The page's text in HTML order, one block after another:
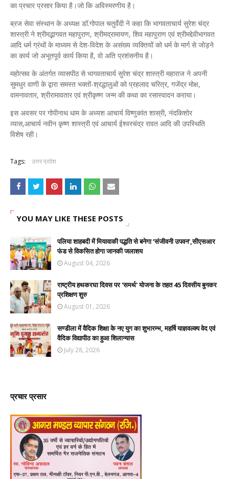
का प्रचार प्रसार किया है।जो कि अविस्मरणीय है।
ब्रज सेवा संस्थान के अध्यक्ष डॉ.गोपाल चतुर्वेदी ने कहा कि भागवताचार्य सुरेश चंद्र
शास्त्री ने श्रीमद्भागवत महापुराण, श्रीमद्रामायण, शिव महापुराण एवं श्रीमद्देवीभागवत
आदि धर्म ग्रंथों के माध्यम से देश-विदेश के असंख्य व्यक्तियों को धर्म के मार्ग से जोड़ने
का कार्य जो अभूतपूर्व कार्य किया है, वो अति प्रशंसनीय है।
महोत्सव के अंतर्गत व्यासपीठ से भागवताचार्य सुरेश चंद्र शास्त्री महाराज ने अपनी
सुमधुर वाणी के द्वारा समस्त भक्तों-श्रद्धालुओं को प्रहलाद चरित्र, गजेंद्र मोक्ष,
वामनावतार, श्रीरामावतार एवं श्रीकृष्ण जन्म की कथा का रसास्वादन कराया।
इस अवसर पर गोपीनाथ धाम के अध्यश आचार्य विष्णुकांत शास्री, नंदकिशोर
व्यास,आचार्य नवीन कृष्ण शास्त्री एवं आचार्य ईश्वरचंद्र रावत आदि की उपस्थिति
विशेष रही।
Tags: उत्तर प्रदेश
YOU MAY LIKE THESE POSTS
पलिया शाहबदी में मियावाकी पद्धति से बनेगा ‘संजीवनी उपवन’,सीएसआर
फंड से विकसित होगा जानकी जलाशय
August 04, 2026
राष्ट्रीय हथकरघा दिवस पर 'समर्थ' योजना के तहत 45 दिवसीय बुनकर
प्रशिक्षण शुरु
August 01, 2026
सण्डीला में वैदिक शिक्षा के नए युग का शुभारम्भ, महर्षि याज्ञवल्क्य वेद एवं
वैदिक विद्यापीठ का हुआ शिलान्यास
July 28, 2026
प्रचार प्रसार